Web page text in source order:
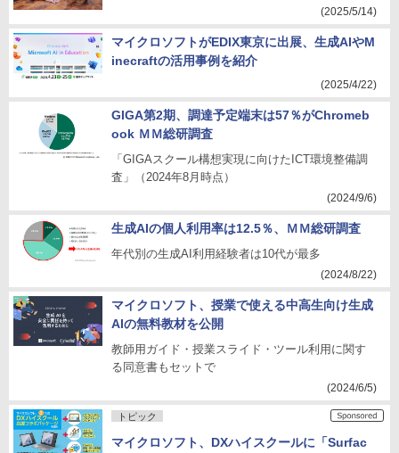
(2025/5/14)
マイクロソフトがEDIX東京に出展、生成AIやM
inecraftの活用事例を紹介
(2025/4/22)
GIGA第2期、調達予定端末は57％がChromeb
ook ＭＭ総研調査
「GIGAスクール構想実現に向けたICT環境整備調
査」（2024年8月時点）
(2024/9/6)
生成AIの個人利用率は12.5％、ＭＭ総研調査
年代別の生成AI利用経験者は10代が最多
(2024/8/22)
マイクロソフト、授業で使える中高生向け生成
AIの無料教材を公開
教師用ガイド・授業スライド・ツール利用に関す
る同意書もセットで
(2024/6/5)
トピック
マイクロソフト、DXハイスクールに「Surfac